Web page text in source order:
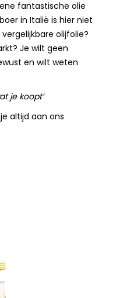
fantastische olie
in Italië is hier niet
olijfolie?
Je wilt geen
en wilt weten
je koopt’
altijd aan ons